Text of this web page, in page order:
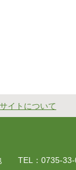
イトについて
TEL：0735-